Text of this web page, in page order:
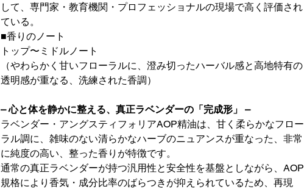
して、専門家・教育機関・プロフェッショナルの現場で高く評価され
ている。
■香りのノート
トップ〜ミドルノート
（やわらかく甘いフローラルに、澄み切ったハーバル感と高地特有の
透明感が重なる、洗練された香調）
– 心と体を静かに整える、真正ラベンダーの「完成形」 –
ラベンダー・アングスティフォリアAOP精油は、甘く柔らかなフロー
ラル調に、雑味のない清らかなハーブのニュアンスが重なった、非常
に純度の高い、整った香りが特徴です。
通常の真正ラベンダーが持つ汎用性と安全性を基盤としながら、AOP
規格により香気・成分比率のばらつきが抑えられているため、再現